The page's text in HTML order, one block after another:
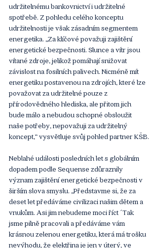
udržitelnému bankovnictví i udržitelné
spotřebě. Z pohledu celého konceptu
udržitelnosti je však zásadním segmentem
energetika. „Za klíčové považuji zajištění
energetické bezpečnosti. Slunce a vítr jsou
vítané zdroje, jelikož pomáhají snižovat
závislost na fosilních palivech. Nicméně mít
energetiku postavenou na zdrojích, které lze
považovat za udržitelné pouze z
přírodovědného hlediska, ale přitom jich
bude málo a nebudou schopné obsloužit
naše potřeby, nepovažuji za udržitelný
koncept,“ vysvětluje svůj pohled partner KŠB.
Neblahé události posledních let s globálním
dopadem podle Sequense zdůraznily
význam zajištění energetické bezpečnosti v
širším slova smyslu. „Představme si, že za
deset let předáváme civilizaci našim dětem a
vnukům. Asi jim nebudeme moci říct ´Tak
jsme pilně pracovali a předáváme vám
krásnou zelenou energetiku, která má trošku
nevýhodu, že elektřina je jen v úterý, ve